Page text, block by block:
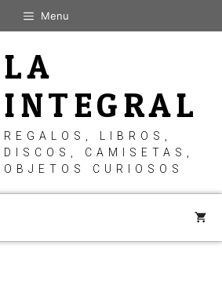
Menu
LA
INTEGRAL
REGALOS, LIBROS,
DISCOS, CAMISETAS,
OBJETOS CURIOSOS